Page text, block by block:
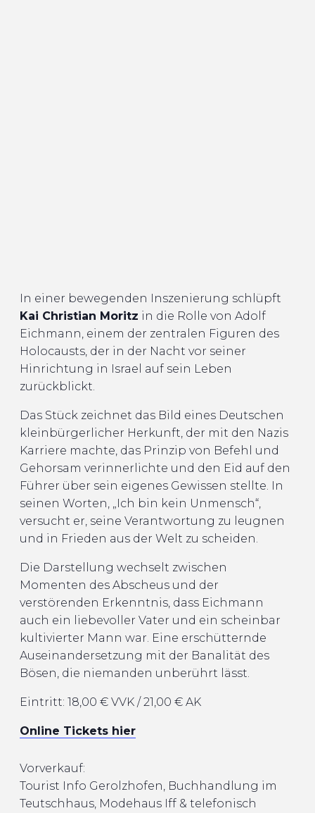
In einer bewegenden Inszenierung schlüpft
Kai Christian Moritz in die Rolle von Adolf
Eichmann, einem der zentralen Figuren des
Holocausts, der in der Nacht vor seiner
Hinrichtung in Israel auf sein Leben
zurückblickt.
Das Stück zeichnet das Bild eines Deutschen
kleinbürgerlicher Herkunft, der mit den Nazis
Karriere machte, das Prinzip von Befehl und
Gehorsam verinnerlichte und den Eid auf den
Führer über sein eigenes Gewissen stellte. In
seinen Worten, „Ich bin kein Unmensch“,
versucht er, seine Verantwortung zu leugnen
und in Frieden aus der Welt zu scheiden.
Die Darstellung wechselt zwischen
Momenten des Abscheus und der
verstörenden Erkenntnis, dass Eichmann
auch ein liebevoller Vater und ein scheinbar
kultivierter Mann war. Eine erschütternde
Auseinandersetzung mit der Banalität des
Bösen, die niemanden unberührt lässt.
Eintritt: 18,00 € VVK / 21,00 € AK
Online Tickets hier
Vorverkauf:
Tourist Info Gerolzhofen, Buchhandlung im
Teutschhaus, Modehaus Iff & telefonisch